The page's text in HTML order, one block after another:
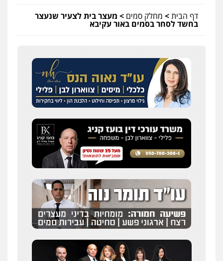
דף הבית> מחלק סמים > מעצר בית לצעיר שנעצר
בחשד לסחר בסמים באור עקיבא